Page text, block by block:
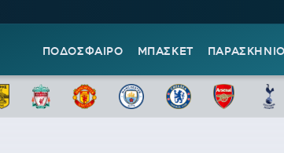
ΠΟΔΟΣΦΑΙΡΟ ΜΠΑΣΚΕΤ ΠΑΡΑΣΚΗΝΙΟ